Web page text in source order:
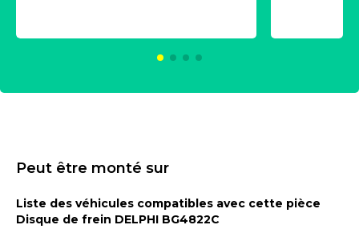
Peut être monté sur
Liste des véhicules compatibles avec cette pièce
Disque de frein DELPHI BG4822C